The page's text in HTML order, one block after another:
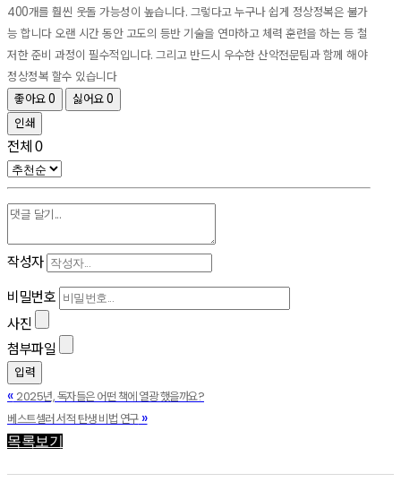
400개를 훨씬 웃돌 가능성이 높습니다. 그렇다고 누구나 쉽게 정상정복은 불가
능 합니다 오랜 시간 동안 고도의 등반 기술을 연마하고 체력 훈련을 하는 등 철
저한 준비 과정이 필수적입니다. 그리고 반드시 우수한 산악전문팀과 함께 해야
정상정복 할수 있습니다
좋아요0 싫어요0
인쇄
전체 0
작성자
비밀번호
사진
첨부파일
«2025년, 독자들은 어떤 책에 열광 했을까요?
베스트셀러 서적 탄생 비법 연구 »
목록보기